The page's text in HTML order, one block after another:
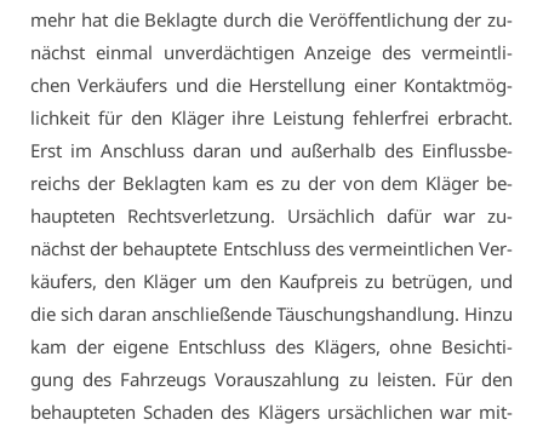
mehr hat die Be­klag­te durch die Ver­öf­fent­li­chung der zu­
nächst ein­mal un­ver­däch­ti­gen An­zei­ge des ver­meint­li­
chen Ver­käu­fers und die Her­stel­lung ei­ner Kon­takt­mög­
lich­keit für den Klä­ger ih­re Leis­tung feh­ler­frei er­bracht.
Erst im An­schluss dar­an und au­ßer­halb des Ein­fluss­be­
reichs der Be­klag­ten kam es zu der von dem Klä­ger be­
haup­te­ten Rechts­ver­let­zung. Ur­säch­lich da­für war zu­
nächst der be­haup­te­te Ent­schluss des ver­meint­li­chen Ver­
käu­fers, den Klä­ger um den Kauf­preis zu be­trü­gen, und
die sich dar­an an­schlie­ßen­de Täu­schungs­hand­lung. Hin­zu
kam der ei­ge­ne Ent­schluss des Klä­gers, oh­ne Be­sich­ti­
gung des Fahr­zeugs Vor­aus­zah­lung zu leis­ten. Für den
be­haup­te­ten Scha­den des Klä­gers ur­säch­li­chen war mit­